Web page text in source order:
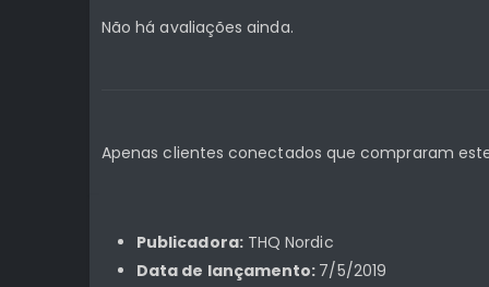
Não há avaliações ainda.
Apenas clientes conectados que compraram
Publicadora:THQ Nordic
Data de lançamento: 7/5/2019